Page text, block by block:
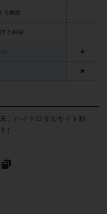
る触媒
る触媒
★
★
、ハイドロタルサイト粉
）